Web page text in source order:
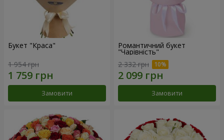
Букет "Краса"
1 954 грн
Замовити
Романтичний букет
"Чарівність"
2 332 грн
Замовити